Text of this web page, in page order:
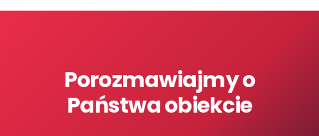
Porozmawiajmy o
Państwa obiekcie